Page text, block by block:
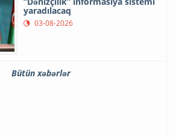
yaradılacaq
03-08-2026
Bütün xəbərlər